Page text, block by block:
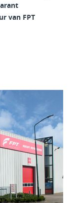
van FPT